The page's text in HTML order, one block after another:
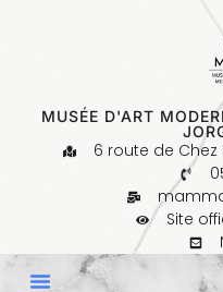
MUSÉE D'ART
6 route de Chez
Site